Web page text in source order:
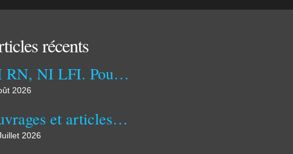
récents
NI RN, NI LFI. Pourquoi ?
2026
Ouvrages et articles publiés, à paraître ou en préparation à ce jour...
2026